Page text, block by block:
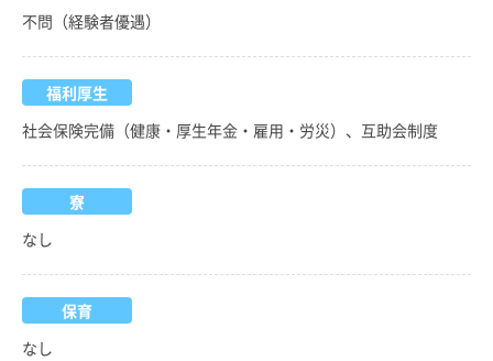
不問（経験者優遇）
福利厚生
社会保険完備（健康・厚生年金・雇用・労災）、互助会制度
寮
なし
保育
なし